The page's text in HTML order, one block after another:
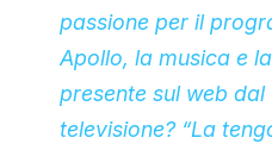
passione per il
Apollo, la musica e
presente sul web dal
televisione? “La